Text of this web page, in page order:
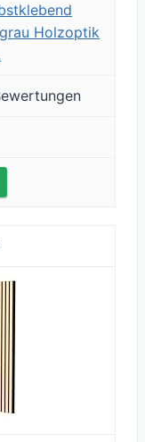
Holzoptik